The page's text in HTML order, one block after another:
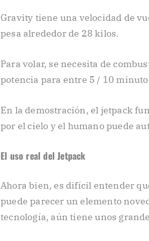
Gravity tiene una velocidad de
pesa alrededor de 28 kilos.
Para volar, se necesita de
potencia para entre 5 / 10
En la demostración, el jetpack
por el cielo y el humano puede
El uso real del Jetpack
Ahora bien, es difícil entender
puede parecer un elemento
tecnología, aún tiene unos